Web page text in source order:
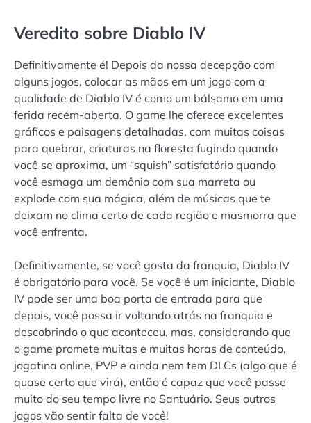
Veredito sobre Diablo IV
Definitivamente é! Depois da nossa decepção com
alguns jogos, colocar as mãos em um jogo com a
qualidade de Diablo IV é como um bálsamo em uma
ferida recém-aberta. O game lhe oferece excelentes
gráficos e paisagens detalhadas, com muitas coisas
para quebrar, criaturas na floresta fugindo quando
você se aproxima, um “squish” satisfatório quando
você esmaga um demônio com sua marreta ou
explode com sua mágica, além de músicas que te
deixam no clima certo de cada região e masmorra que
você enfrenta.
Definitivamente, se você gosta da franquia, Diablo IV
é obrigatório para você. Se você é um iniciante, Diablo
IV pode ser uma boa porta de entrada para que
depois, você possa ir voltando atrás na franquia e
descobrindo o que aconteceu, mas, considerando que
o game promete muitas e muitas horas de conteúdo,
jogatina online, PVP e ainda nem tem DLCs (algo que é
quase certo que virá), então é capaz que você passe
muito do seu tempo livre no Santuário. Seus outros
jogos vão sentir falta de você!